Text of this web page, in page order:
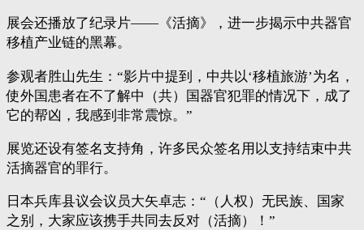
展会还播放了纪录片——《活摘》，进一步揭示中共器官
移植产业链的黑幕。
参观者胜山先生：“影片中提到，中共以‘移植旅游’为名，
使外国患者在不了解中（共）国器官犯罪的情况下，成了
它的帮凶，我感到非常震惊。”
展览还设有签名支持角，许多民众签名用以支持结束中共
活摘器官的罪行。
日本兵库县议会议员大矢卓志：“（人权）无民族、国家
之别，大家应该携手共同去反对（活摘）！”